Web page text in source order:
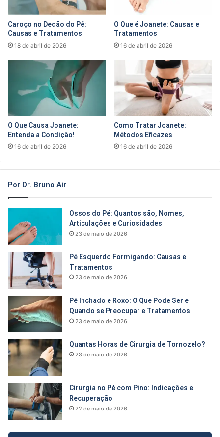
Caroço no Dedão do Pé:
Causas e Tratamentos
18 de abril de 2026
O Que é Joanete: Causas e
Tratamentos
16 de abril de 2026
O Que Causa Joanete:
Entenda a Condição!
16 de abril de 2026
Como Tratar Joanete:
Métodos Eficazes
16 de abril de 2026
Por Dr. Bruno Air
Ossos do Pé: Quantos são, Nomes,
Articulações e Curiosidades
23 de maio de 2026
Pé Esquerdo Formigando: Causas e
Tratamentos
23 de maio de 2026
Pé Inchado e Roxo: O Que Pode Ser e
Quando se Preocupar e Tratamentos
23 de maio de 2026
Quantas Horas de Cirurgia de Tornozelo?
23 de maio de 2026
Cirurgia no Pé com Pino: Indicações e
Recuperação
22 de maio de 2026